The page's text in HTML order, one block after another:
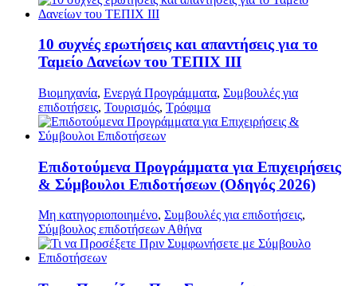
10 συχνές ερωτήσεις και απαντήσεις για το
Ταμείο Δανείων του ΤΕΠΙΧ ΙΙΙ
Βιομηχανία, Ενεργά Προγράμματα, Συμβουλές για
επιδοτήσεις, Τουρισμός, Τρόφιμα
Επιδοτούμενα Προγράμματα για Επιχειρήσεις
& Σύμβουλοι Επιδοτήσεων (Οδηγός 2026)
Μη κατηγοριοποιημένο, Συμβουλές για επιδοτήσεις,
Σύμβουλος επιδοτήσεων Αθήνα